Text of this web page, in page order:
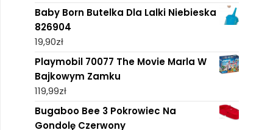
Baby Born Butelka Dla Lalki Niebieska
826904
19,90zł
Playmobil 70077 The Movie Marla W
Bajkowym Zamku
119,99zł
Bugaboo Bee 3 Pokrowiec Na
Gondolę Czerwony